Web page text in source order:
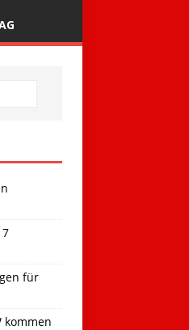
für
kommen